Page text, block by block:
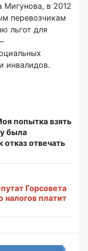
в 2012
перевозчикам
льгот для
инвалидов.
попытка взять
была
отказ отвечать
Горсовета
налогов платит